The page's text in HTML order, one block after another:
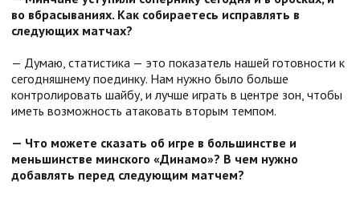
во вбрасываниях. Как собираетесь исправлять в
следующих матчах?
— Думаю, статистика — это показатель нашей готовности к
сегодняшнему поединку. Нам нужно было больше
контролировать шайбу, и лучше играть в центре зон, чтобы
иметь возможность атаковать вторым темпом.
— Что можете сказать об игре в большинстве и
меньшинстве минского «Динамо»? В чем нужно
добавлять перед следующим матчем?